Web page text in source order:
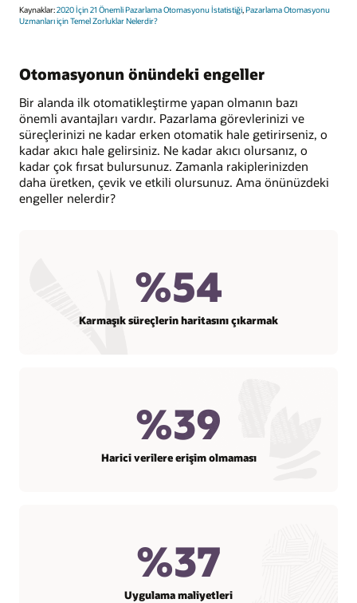
Kaynaklar:2020 İçin 21 Önemli Pazarlama Otomasyonu İstatistiği,Pazarlama Otomasyonu
Uzmanları için Temel Zorluklar Nelerdir?
Otomasyonun önündeki engeller
Bir alanda ilk otomatikleştirme yapan olmanın bazı
önemli avantajları vardır. Pazarlama görevlerinizi ve
süreçlerinizi ne kadar erken otomatik hale getirirseniz, o
kadar akıcı hale gelirsiniz. Ne kadar akıcı olursanız, o
kadar çok fırsat bulursunuz. Zamanla rakiplerinizden
daha üretken, çevik ve etkili olursunuz. Ama önünüzdeki
engeller nelerdir?
%54
Karmaşık süreçlerin haritasını çıkarmak
%39
Harici verilere erişim olmaması
%37
Uygulama maliyetleri